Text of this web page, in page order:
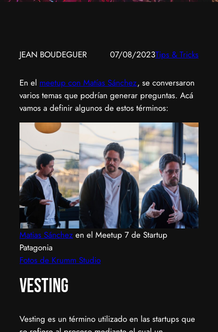
JEAN BOUDEGUER 07/08/2023Tips & Tricks
En el meetup con Matías Sánchez, se conversaron
varios temas que podrían generar preguntas. Acá
vamos a definir algunos de estos términos:
Matias Sánchez en el Meetup 7 de Startup
Patagonia
Fotos de Krumm Studio
Vesting
Vesting es un término utilizado en las startups que